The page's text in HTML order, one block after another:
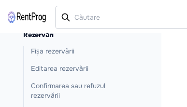
Rezervări
Fișa rezervării
Editarea rezervării
Confirmarea sau refuzul
rezervării